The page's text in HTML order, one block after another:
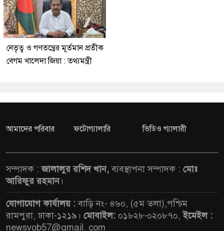
নেতৃত্ব ও গণতন্ত্রের মূর্তমান প্রতীক
বেগম খালেদা জিয়া : তথ্যমন্ত্রী
আমাদের পরিবার ফটোগ্যালারি ভিডিও গ্যালারী
সম্পাদক :জালালুর রশিদ খান,ব্যবস্থাপনা সম্পাদক : মোঃ
আরিফুর রহমান।
যোগাযোগ কার্যালয় :বাড়ি নং- ৪৬০, (৫ম তলা),পশ্চিম
রামপুরা, ঢাকা-১২১৯। মোবাইল: ০১৮২৮-০২০৮৭০,ইমেইল :
newsvob57@gmail. com